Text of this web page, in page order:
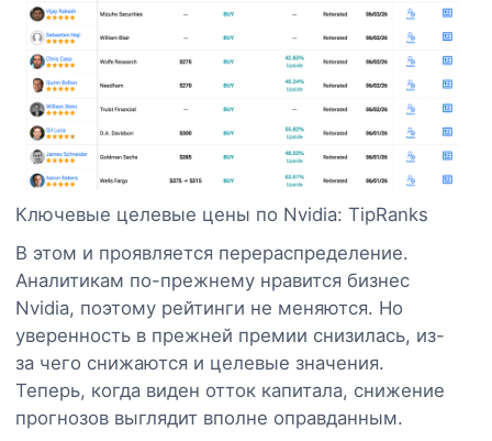
Ключевые целевые цены по Nvidia: TipRanks
В этом и проявляется перераспределение.
Аналитикам по-прежнему нравится бизнес
Nvidia, поэтому рейтинги не меняются. Но
уверенность в прежней премии снизилась, из-
за чего снижаются и целевые значения.
Теперь, когда виден отток капитала, снижение
прогнозов выглядит вполне оправданным.